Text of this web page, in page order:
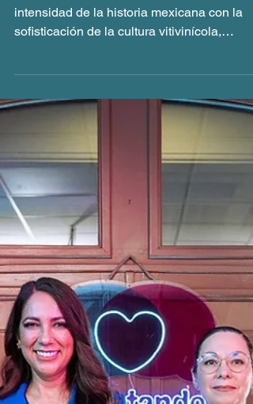
Pueblos Mágicos
Dolores Hidalgo:
Gritos de Libertad
Si buscas un destino que combine la
intensidad de la historia mexicana con la
sofisticación de la cultura vitivinícola,
Dolores Hidalgo, Guanajuato, es tu próxima
parada obligatoria. Más allá de su famosa
cerámica y sus helados de sabores
este Pueblo Mágico ofrece una ruta que
alimenta tanto el espíritu patriótico como el
paladar. Aquí te presentamos los puntos
no pueden faltar en tu itinerario: El Corazón
de la Historia Para entender México, hay
caminar por